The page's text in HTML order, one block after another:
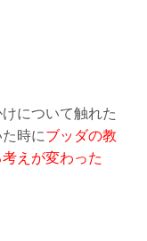
について触れた
時にブッダの教
えが変わった